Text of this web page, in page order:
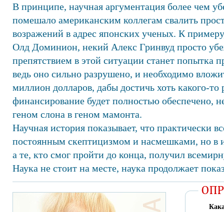
В принципе, научная аргументация более чем
помешало американским коллегам свалить
возражений в адрес японских ученых. К
Олд Доминион, некий Алекс Гринвуд просто
препятствием в этой ситуации станет попытка
ведь оно сильно разрушено, и необходимо
миллион долларов, дабы достичь хоть какого-то
финансирование будет полностью обеспечено,
геном слона в геном мамонта.
Научная история показывает, что практически
постоянным скептицизмом и насмешками, но в
а те, кто смог пройти до конца, получил
Наука не стоит на месте, наука продолжает